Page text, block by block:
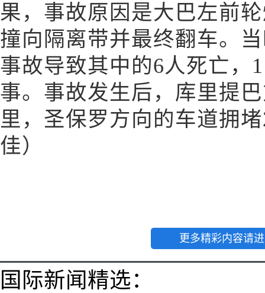
果，事故原因是大巴左前
撞向隔离带并最终翻车。
事故导致其中的6人死亡，
事。事故发生后，库里提
里，圣保罗方向的车道拥
佳）
更多精彩内容请
国际新闻精选：